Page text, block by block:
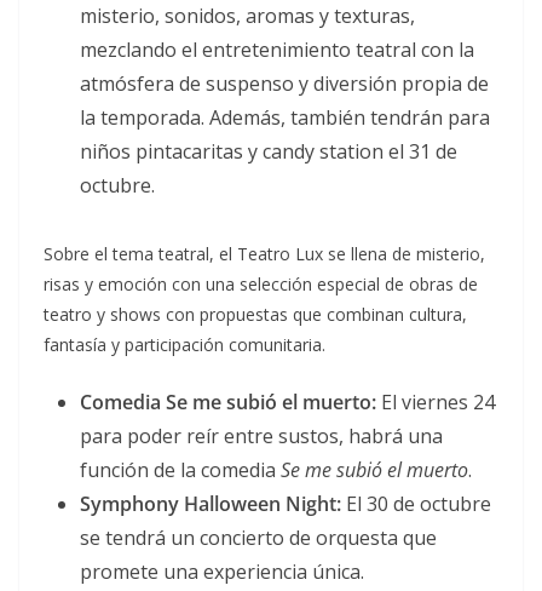
misterio, sonidos, aromas y texturas,
mezclando el entretenimiento teatral con la
atmósfera de suspenso y diversión propia de
la temporada. Además, también tendrán para
niños pintacaritas y candy station el 31 de
octubre.
Sobre el tema teatral, el Teatro Lux se llena de misterio,
risas y emoción con una selección especial de obras de
teatro y shows con propuestas que combinan cultura,
fantasía y participación comunitaria.
Comedia Se me subió el muerto: El viernes 24
para poder reír entre sustos, habrá una
función de la comedia Se me subió el muerto.
Symphony Halloween Night: El 30 de octubre
se tendrá un concierto de orquesta que
promete una experiencia única.